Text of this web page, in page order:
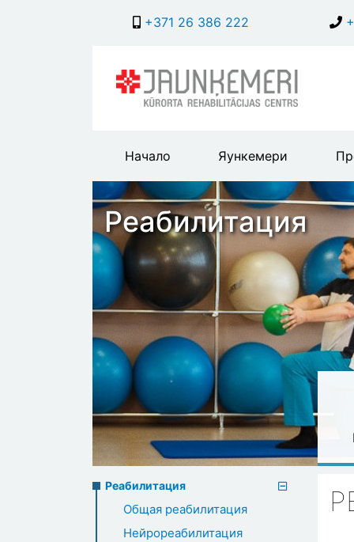
+371 26 386 222
Main
header
menu
Начало Яункемери
Реабилитация
Rehabilitation
menu
Реабилитация
Общая реабилитация
Нейрореабилитация